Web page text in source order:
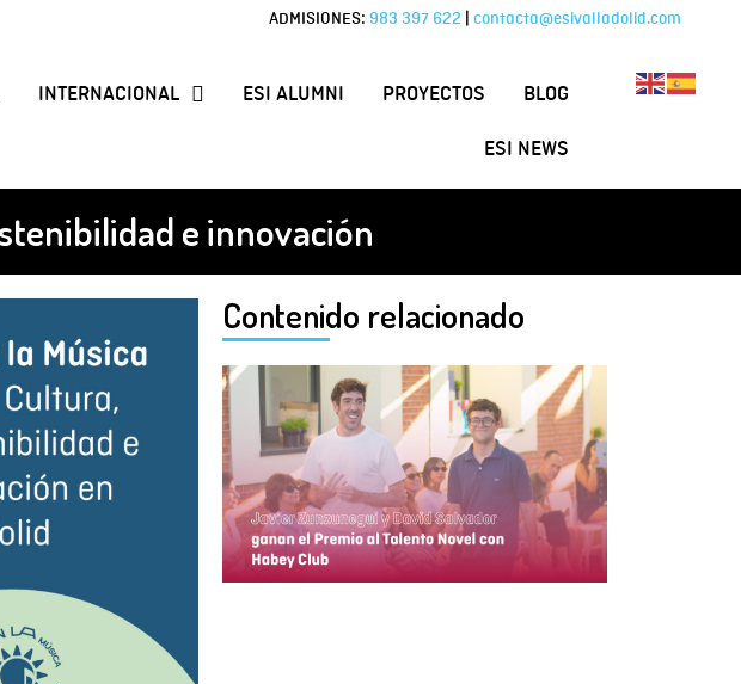
ADMISIONES: 983 397 622 contacta@esivalladolid.com
INTERNACIONAL ESI ALUMNI PROYECTOS BLOG
ESI NEWS
e innovación
Contenido relacionado